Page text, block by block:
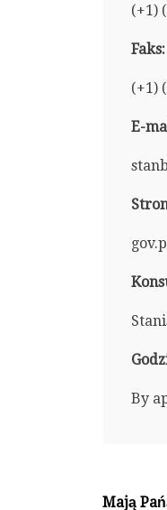
(+1)
Faks:
(+1)
E-
By
Mają